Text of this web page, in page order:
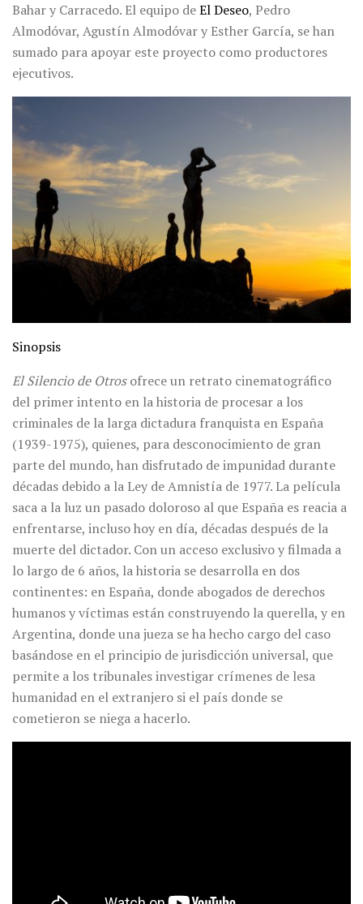
Bahar y Carracedo. El equipo deEl Deseo, Pedro
Almodóvar, Agustín Almodóvar y Esther García, se han
sumado para apoyar este proyecto como productores
ejecutivos.
Sinopsis
El Silencio de Otrosofrece un retrato cinematográfico
del primer intento en la historia de procesar a los
criminales de la larga dictadura franquista en España
(1939-1975), quienes, para desconocimiento de gran
parte del mundo, han disfrutado de impunidad durante
décadas debido a la Ley de Amnistía de 1977. La película
saca a la luz un pasado doloroso al que España es reacia a
enfrentarse, incluso hoy en día, décadas después de la
muerte del dictador. Con un acceso exclusivo y filmada a
lo largo de 6 años, la historia se desarrolla en dos
continentes: en España, donde abogados de derechos
humanos y víctimas están construyendo la querella, y en
Argentina, donde una jueza se ha hecho cargo del caso
basándose en el principio de jurisdicción universal, que
permite a los tribunales investigar crímenes de lesa
humanidad en el extranjero si el país donde se
cometieron se niega a hacerlo.